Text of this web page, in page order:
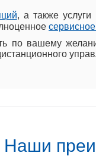
, а также
по вашему
Наши